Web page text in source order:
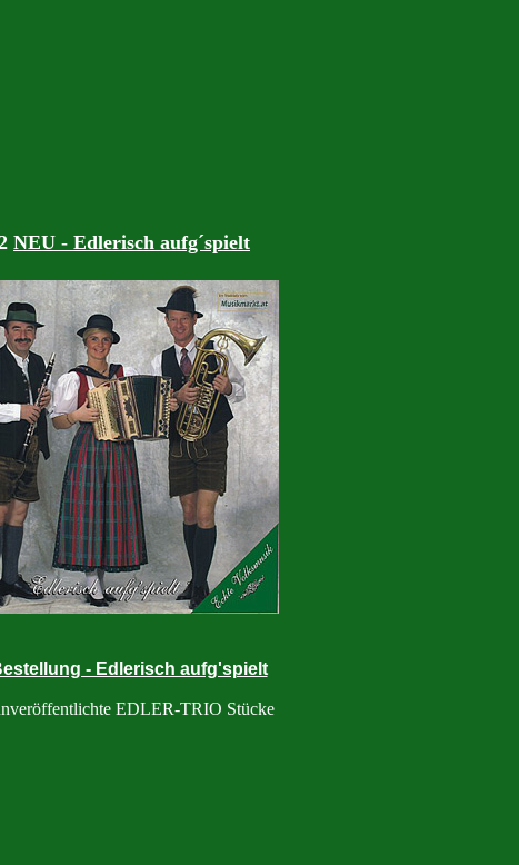
NEU - Edlerisch aufg´spielt
- Edlerisch aufg'spielt
EDLER-TRIO Stücke